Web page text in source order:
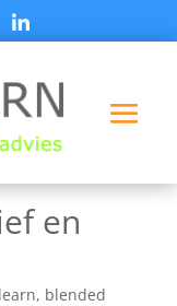
en
, blended